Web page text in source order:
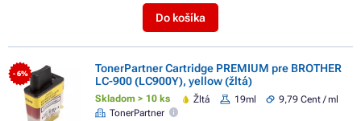
Do košíka
- 6%
TonerPartner Cartridge PREMIUM pre BROTHER
LC-900 (LC900Y), yellow (žltá)
Skladom > 10 ks Žltá 19ml
9,79 Cent / ml
TonerPartner